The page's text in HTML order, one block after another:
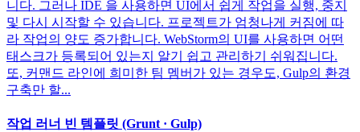
니다. 그러나 IDE 을 사용하면 UI에서 쉽게 작업을 실행, 중지
및 다시 시작할 수 있습니다. 프로젝트가 엄청나게 커짐에 따
라 작업의 양도 증가합니다. WebStorm의 UI를 사용하면 어떤
태스크가 등록되어 있는지 알기 쉽고 관리하기 쉬워집니다.
또, 커맨드 라인에 희미한 팀 멤버가 있는 경우도, Gulp의 환경
구축만 할...
작업 러너 빈 템플릿 (Grunt · Gulp)